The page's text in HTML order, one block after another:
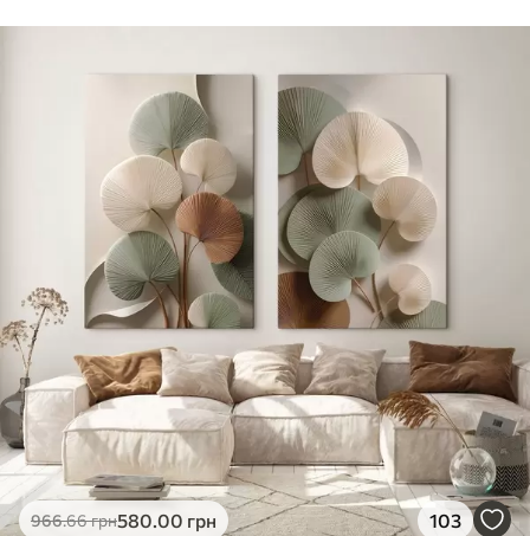
Від290.00грн
Яскраві, насичені кольори
Стійкість до вицвітання
Безпечне чорнило без запаху
Поверхня з текстурою полотна
Екологічний матеріал
Преміум
Від 363 .00 грн
✓Яскраві, насичені кольори
Стійкість до вицвітання
✓Безпечне чорнило без запаху
✓Поверхня з текстурою полотна
Екологічний матеріал
Еко-Преміум
966.66грн580.00 грн 103